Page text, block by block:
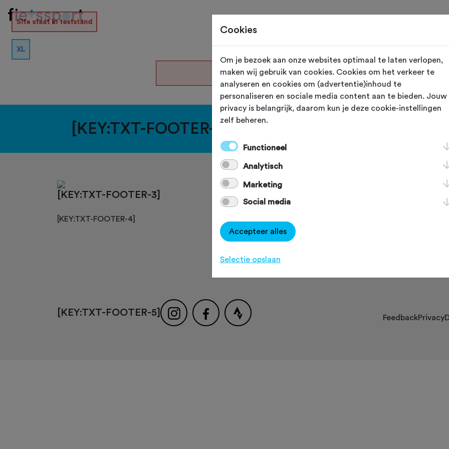
Site staat in teststand
XL
De vereniging met nummer "106050" is niet
[KEY:TXT-FOOTER-1]
[KEY:TXT-FOOTER-3]
[KEY:TXT-FOOTER-4]
Over Fietssport
[KEY:TXT-FOOTER-5] FeedbackPrivacy
Cookies
Om je bezoek aan onze websites optimaal te laten verlopen,
maken wij gebruik van cookies. Cookies om het verkeer te
analyseren en cookies om (advertentie)inhoud te
personaliseren en sociale media content aan te bieden. Jouw
privacy is belangrijk, daarom kun je deze cookie-instellingen
zelf beheren.
Functioneel
Analytisch
Marketing
Social media
Accepteer alles
Selectie opslaan